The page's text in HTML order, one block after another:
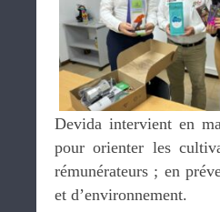
Devida intervient en
pour orienter les
rémunérateurs ; en
et d’environnement.